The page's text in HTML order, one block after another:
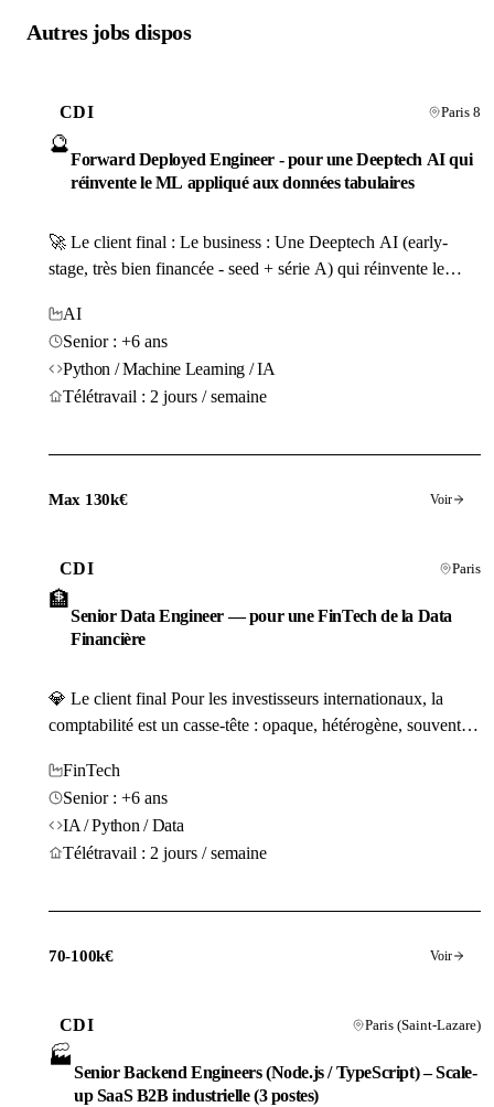
Autres jobs dispos
CDI Paris 8
🔮
Forward Deployed Engineer - pour une Deeptech AI qui
réinvente le ML appliqué aux données tabulaires
🚀 Le client final : Le business : Une Deeptech AI (early-
stage, très bien financée - seed + série A) qui réinvente le
structurées complexes des entreprises. Les produits
commercialisés : Un agent capable de transformer la
prédiction quantitative industrielle (risque, prévision de...
AI
Senior : +6 ans
Python / Machine Learning / IA
Télétravail : 2 jours / semaine
Max 130k€ Voir
CDI Paris
🏦
Senior Data Engineer — pour une FinTech de la Data
Financière
💎 Le client final Pour les investisseurs internationaux, la
comptabilité est un casse-tête : opaque, hétérogène, souvent
manquait — un moteur capable de nettoyer les rapports
financiers d'entreprises mondiales pour en extraire la réalité
économique brute. En 3 ans, cette...
FinTech
Senior : +6 ans
IA / Python / Data
Télétravail : 2 jours / semaine
70-100k€ Voir
CDI Paris (Saint-Lazare)
🏭
Senior Backend Engineers (Node.js / TypeScript) – Scale-
up SaaS B2B industrielle (3 postes)